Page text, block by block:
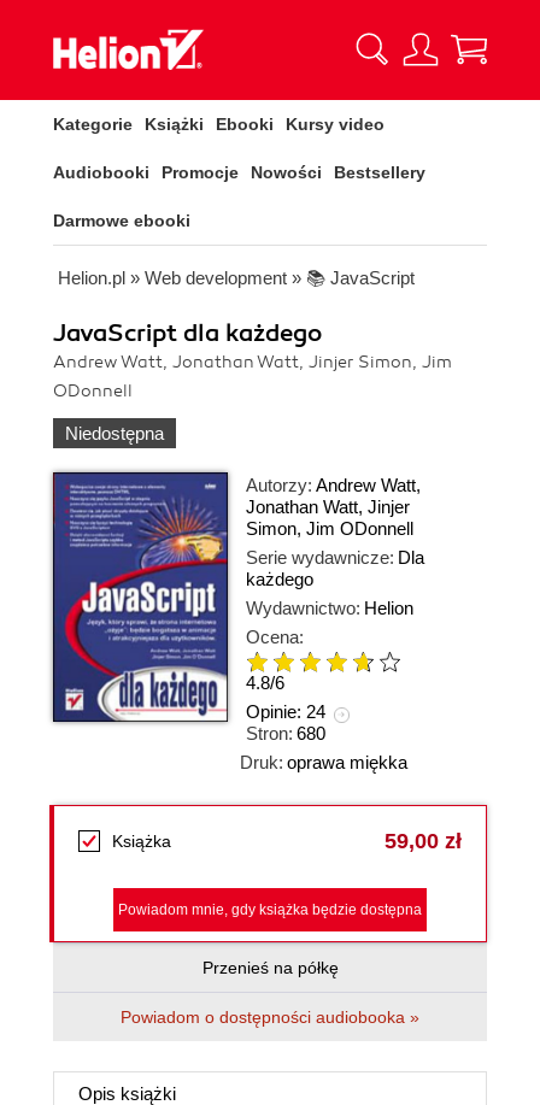
Kategorie Książki Ebooki Kursy video
Audiobooki Promocje Nowości Bestsellery
Darmowe ebooki
Helion.pl » Web development » 📚 JavaScript
JavaScript dla każdego
Andrew Watt, Jonathan Watt, Jinjer Simon, Jim
ODonnell
Niedostępna
Autorzy: Andrew Watt,
Jonathan Watt, Jinjer
Simon, Jim ODonnell
Serie wydawnicze: Dla
każdego
Wydawnictwo: Helion
Ocena:
4.8/6
Opinie: 24
Stron: 680
Druk: oprawa miękka
Książka 59,00 zł
Powiadom mnie, gdy książka będzie dostępna
Przenieś na półkę
Powiadom o dostępności audiobooka »
Opis książki